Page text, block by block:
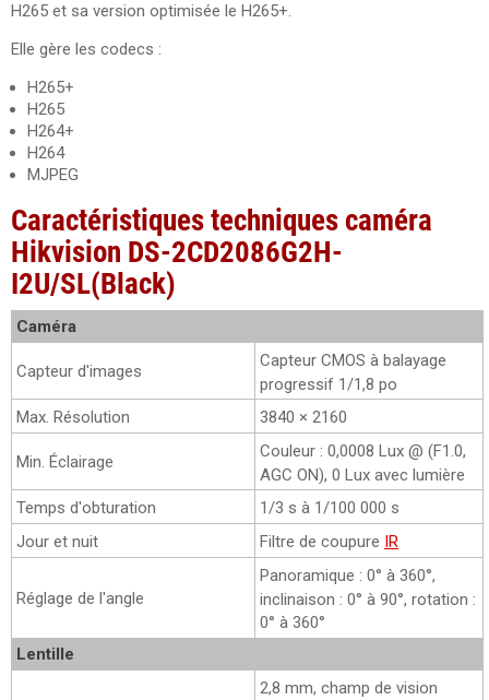
H265 et sa version optimisée le H265+.
Elle gère les codecs :
H265+
H265
H264+
H264
MJPEG
Caractéristiques techniques caméra
Hikvision DS-2CD2086G2H-
I2U/SL(Black)
Caméra
Capteur d'images
Capteur CMOS à balayage
progressif 1/1,8 po
Max. Résolution
3840 × 2160
Min. Éclairage
Couleur : 0,0008 Lux @ (F1.0,
AGC ON), 0 Lux avec lumière
Temps d'obturation
1/3 s à 1/100 000 s
Jour et nuit
Filtre de coupure IR
Réglage de l'angle
Panoramique : 0° à 360°,
inclinaison : 0° à 90°, rotation :
0° à 360°
Lentille
2,8 mm, champ de vision